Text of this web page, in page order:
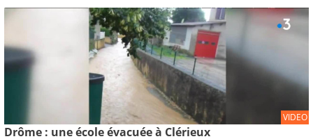
VIDEO
Drôme : une école évacuée à Clérieux